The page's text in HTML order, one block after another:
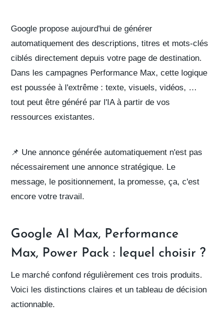
Google propose aujourd'hui de générer
automatiquement des descriptions, titres et mots-clés
ciblés directement depuis votre page de destination.
Dans les campagnes Performance Max, cette logique
est poussée à l'extrême : texte, visuels, vidéos, …
tout peut être généré par l'IA à partir de vos
ressources existantes.
📌 Une annonce générée automatiquement n'est pas
nécessairement une annonce stratégique. Le
message, le positionnement, la promesse, ça, c'est
encore votre travail.
Google AI Max, Performance
Max, Power Pack : lequel choisir ?
Le marché confond régulièrement ces trois produits.
Voici les distinctions claires et un tableau de décision
actionnable.